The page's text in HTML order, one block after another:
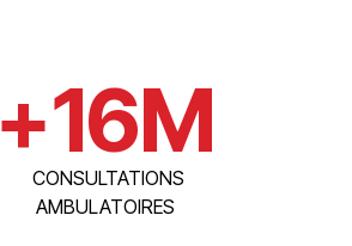
+16M
CONSULTATIONS
AMBULATOIRES